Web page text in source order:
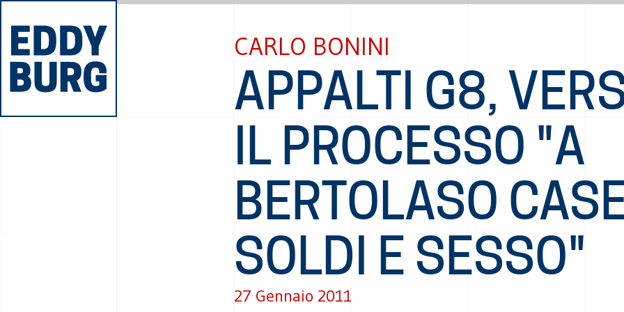
CARLO BONINI
APPALTI G8,
IL PROCESSO "A
BERTOLASO
SOLDI E SESSO"
27 Gennaio 2011